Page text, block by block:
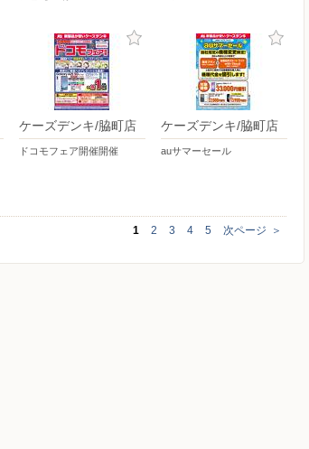
ケーズデンキ/脇町店
ドコモフェア開催開催
ケーズデンキ/脇町店
auサマーセール
1 2 3 4 5 次ページ ＞